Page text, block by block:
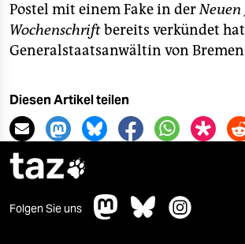
Postel mit einem Fake in derNeuen
Wochenschriftbereits verkündet
Generalstaatsanwältin von
Diesen Artikel teilen
taz
Folgen Sie uns